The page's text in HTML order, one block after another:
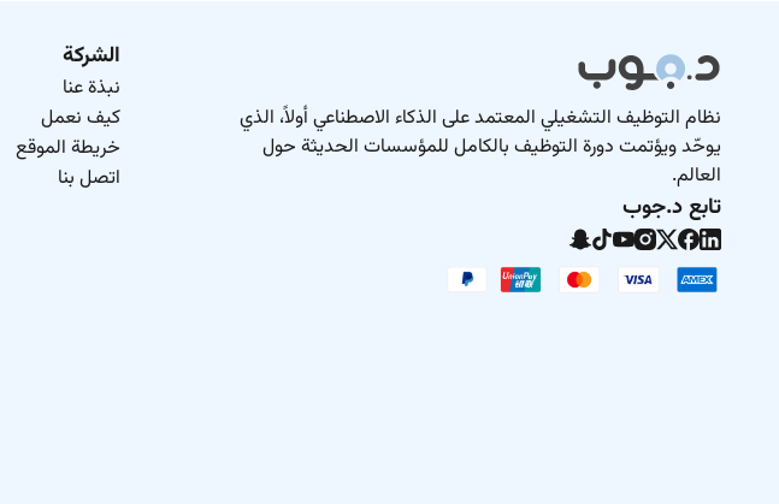
نظام التوظيف التشغيلي المعتمد على الذكاء الاصطناعي أولاً، الذي
يوحّد ويؤتمت دورة التوظيف بالكامل للمؤسسات الحديثة حول
العالم.
تابع د.جوب
الشركة
نبذة عنا
كيف نعمل
خريطة الموقع
اتصل بنا